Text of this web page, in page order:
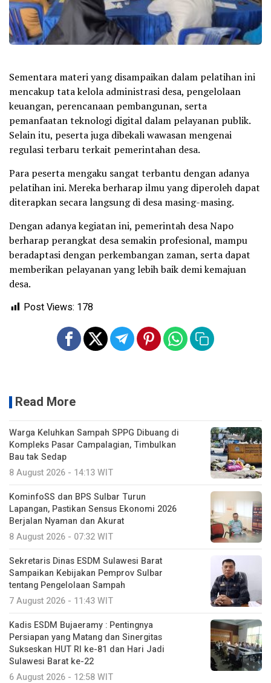
Sementara materi yang disampaikan dalam pelatihan ini
mencakup tata kelola administrasi desa, pengelolaan
keuangan, perencanaan pembangunan, serta
pemanfaatan teknologi digital dalam pelayanan publik.
Selain itu, peserta juga dibekali wawasan mengenai
regulasi terbaru terkait pemerintahan desa.
Para peserta mengaku sangat terbantu dengan adanya
pelatihan ini. Mereka berharap ilmu yang diperoleh dapat
diterapkan secara langsung di desa masing-masing.
Dengan adanya kegiatan ini, pemerintah desa Napo
berharap perangkat desa semakin profesional, mampu
beradaptasi dengan perkembangan zaman, serta dapat
memberikan pelayanan yang lebih baik demi kemajuan
desa.
Post Views: 178
Read More
Warga Keluhkan Sampah SPPG Dibuang di
Kompleks Pasar Campalagian, Timbulkan
Bau tak Sedap
8 August 2026 - 14:13 WIT
KominfoSS dan BPS Sulbar Turun
Lapangan, Pastikan Sensus Ekonomi 2026
Berjalan Nyaman dan Akurat
8 August 2026 - 07:32 WIT
Sekretaris Dinas ESDM Sulawesi Barat
Sampaikan Kebijakan Pemprov Sulbar
tentang Pengelolaan Sampah
7 August 2026 - 11:43 WIT
Kadis ESDM Bujaeramy : Pentingnya
Persiapan yang Matang dan Sinergitas
Sukseskan HUT RI ke-81 dan Hari Jadi
Sulawesi Barat ke-22
6 August 2026 - 12:58 WIT